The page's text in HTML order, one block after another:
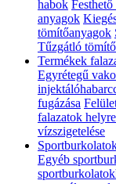
habok
anyagok
tömítőanyagok
Tűzgátló
Termékek
Egyrétegű
fugázása
falazatok
vízszigetelése
Egyéb